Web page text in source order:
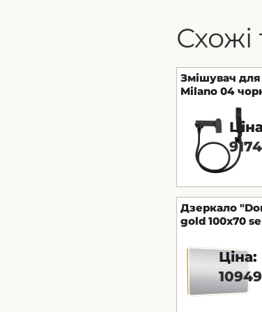
Схожі
Змішувач
Milano 04
Дзеркало
gold 100х70
Ціна: